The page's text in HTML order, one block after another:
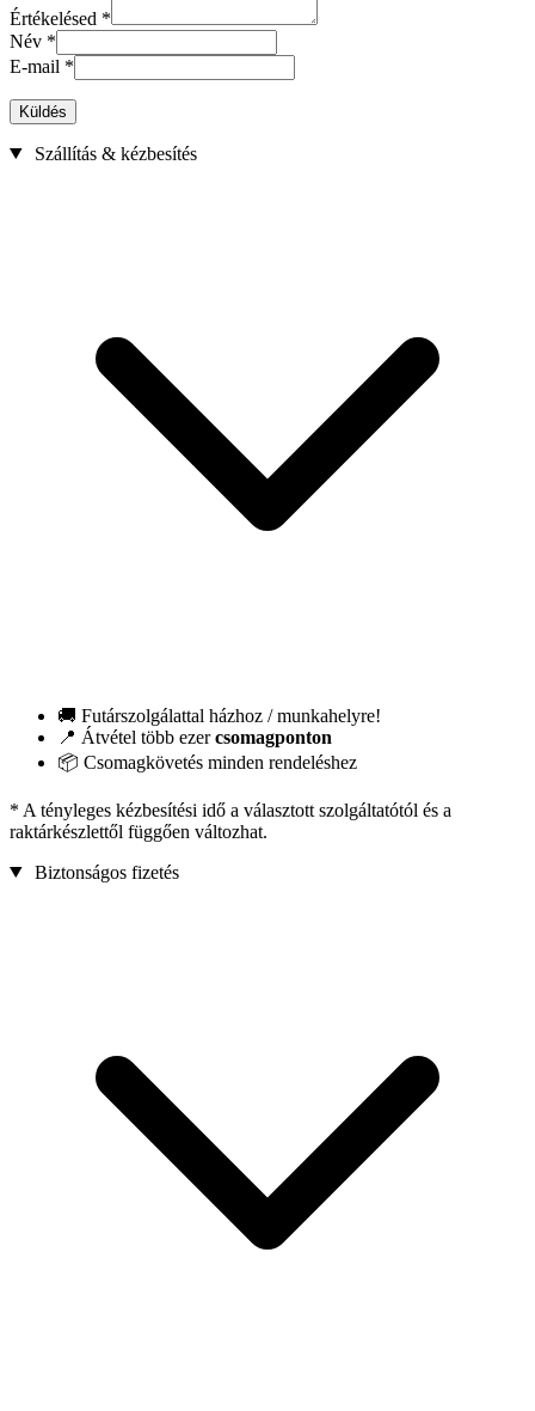
Értékelésed *
Név *
E-mail *
Küldés
Szállítás & kézbesítés
🚚 Futárszolgálattal házhoz / munkahelyre!
📍 Átvétel több ezercsomagponton
📦 Csomagkövetés minden rendeléshez
* A tényleges kézbesítési idő a választott szolgáltatótól és a
raktárkészlettől függően változhat.
Biztonságos fizetés